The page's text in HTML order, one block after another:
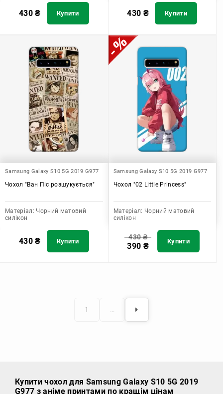
430₴ Купити 430 ₴ Купити
Samsung Galaxy S10 5G 2019 G977
Чохол "Ван Піс розшукується"
Матеріал: Чорний матовий
силікон
430₴ Купити
Samsung Galaxy S10 5G 2019 G977
Чохол "02 Little Princess"
Матеріал: Чорний матовий
силікон
430₴
390 ₴ Купити
1 …
Купити чохол для Samsung Galaxy S10 5G 2019
G977 з аніме принтами по кращім цінам